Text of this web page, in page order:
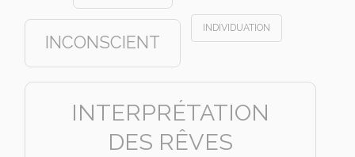
INCONSCIENT
INDIVIDUATION
INTERPRÉTATION
DES RÊVES